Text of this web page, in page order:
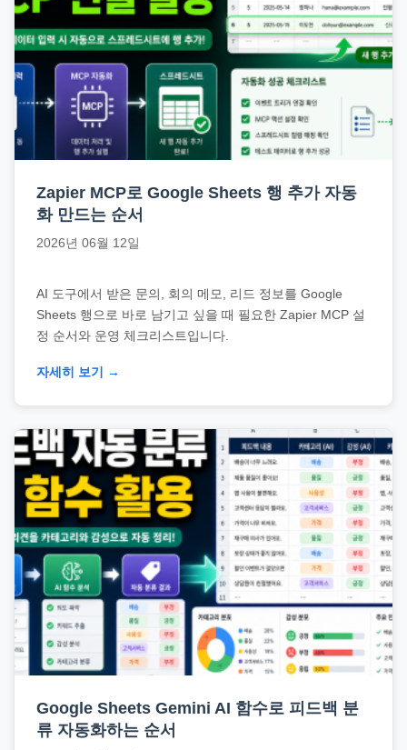
Zapier MCP로 Google Sheets 행 추가 자동
화 만드는 순서
2026년 06월 12일
AI 도구에서 받은 문의, 회의 메모, 리드 정보를 Google
Sheets 행으로 바로 남기고 싶을 때 필요한 Zapier MCP 설
정 순서와 운영 체크리스트입니다.
자세히 보기 →
Google Sheets Gemini AI 함수로 피드백 분
류 자동화하는 순서